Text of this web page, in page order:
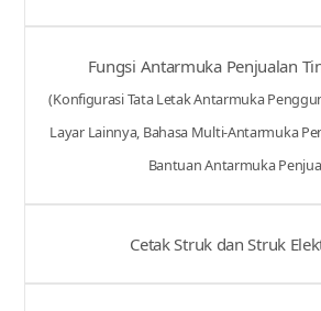
Fungsi Antarmuka Penjualan
(Konfigurasi Tata Letak Antarmuka
Layar Lainnya, Bahasa Multi-Antarmuka
Bantuan Antarmuka
Cetak Struk dan Struk